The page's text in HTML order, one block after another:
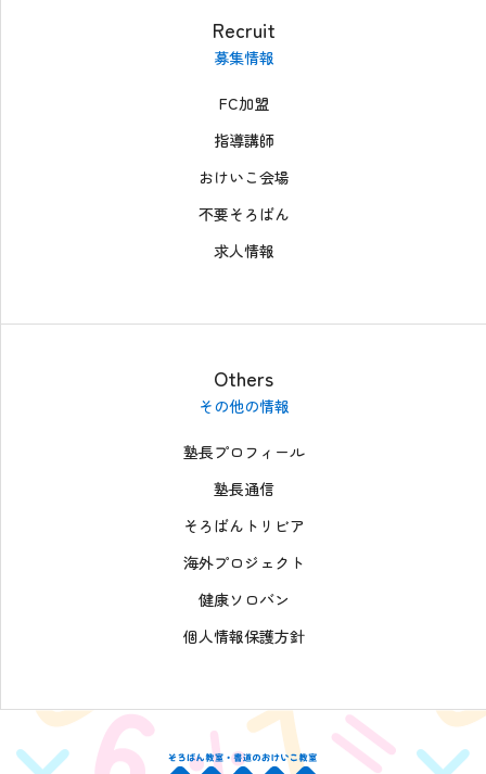
Recruit
募集情報
FC加盟
指導講師
おけいこ会場
不要そろばん
求人情報
Others
その他の情報
塾長プロフィール
塾長通信
そろばんトリビア
海外プロジェクト
健康ソロバン
個人情報保護方針